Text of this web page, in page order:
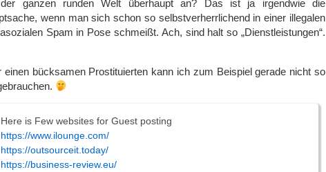
ganzen runden Welt überhaupt an? Das ist ja irgendwie die
wenn man sich schon so selbstverherrlichend in einer illegalen
Spam in Pose schmeißt. Ach, sind halt so „Dienstleistungen“.
einen bücksamen Prostituierten kann ich zum Beispiel gerade nicht so
Here is Few websites for Guest posting
https://www.ilounge.com/
https://outsourceit.today/
https://business-review.eu/